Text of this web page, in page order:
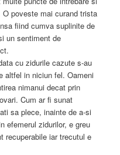
poveste mai curand trista
fiind cumva suplinite de
un sentiment de
cu zidurile cazute s-au
altfel in niciun fel. Oameni
nimanui decat prin
Cum ar fi sunat
sa plece, inainte de a-si
efemerul zidurilor, e greu
recuperabile iar trecutul e